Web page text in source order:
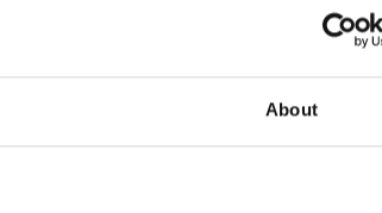
About